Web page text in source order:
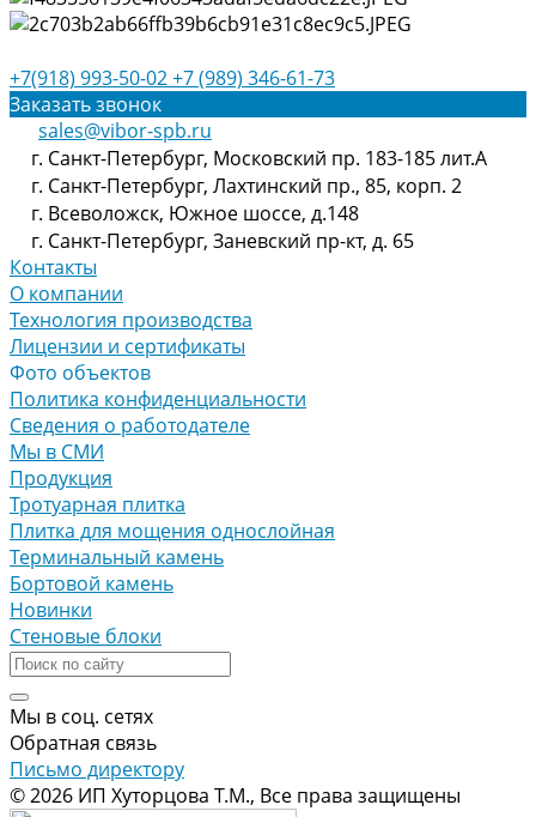
+7(918) 993-50-02+7 (989) 346-61-73
Заказать звонок
sales@vibor-spb.ru
г. Санкт-Петербург, Московский пр. 183-185 лит.А
г. Санкт-Петербург, Лахтинский пр., 85, корп. 2
г. Всеволожск, Южное шоссе, д.148
г. Санкт-Петербург, Заневский пр-кт, д. 65
Контакты
О компании
Технология производства
Лицензии и сертификаты
Фото объектов
Политика конфиденциальности
Сведения о работодателе
Мы в СМИ
Продукция
Тротуарная плитка
Плитка для мощения однослойная
Терминальный камень
Бортовой камень
Новинки
Стеновые блоки
Мы в соц. сетях
Обратная связь
Письмо директору
© 2026 ИП Хуторцова Т.М., Все права защищены